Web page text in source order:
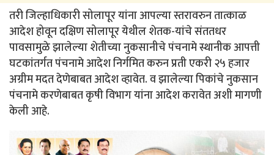
तरी जिल्हाधिकारी सोलापूर यांना आपल्या स्तरावरुन तात्काळ
आदेश होवून दक्षिण सोलापूर येथील शेतक-यांचे संततधर
पावसामुळे झालेल्या शेतीच्या नुकसानीचे पंचनामे स्थानीक आपत्ती
घटकांतर्गत पंचनामे आदेश निर्गमित करुन प्रती एकरी २५ हजार
अग्रीम मदत देणेबाबत आदेश व्हावेत. व झालेल्या पिकांचे नुकसान
पंचनामे करणेबाबत कृषी विभाग यांना आदेश करावेत अशी मागणी
केली आहे.